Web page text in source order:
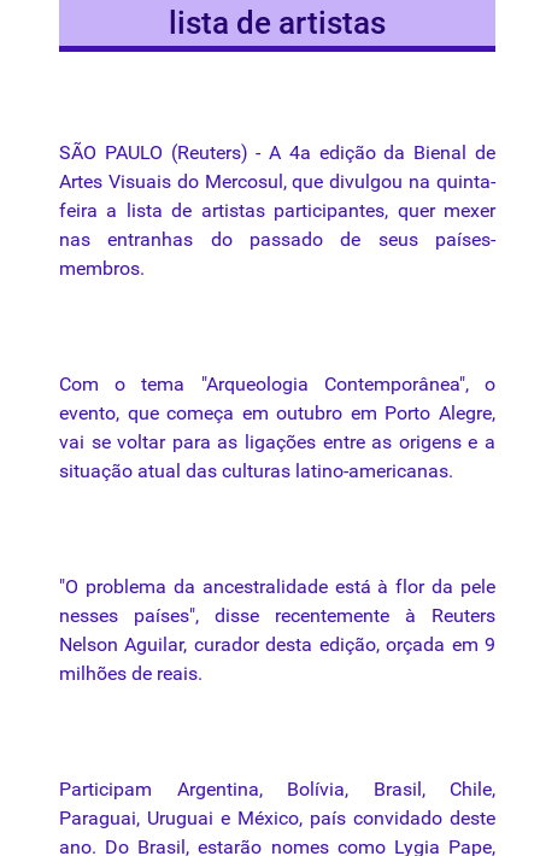
lista de artistas
SÃO PAULO (Reuters) - A 4a edição da Bienal de
Artes Visuaisdo Mercosul,que divulgou na quinta-
feira a lista de artistas participantes, quer mexer
nas
entranhas do passado de seuspaíses-
membros.
Com o tema "Arqueologia Contemporânea", o
evento, quecomeça em outubro em Porto Alegre,
vai se voltar para as ligações entre as origens e a
situação atual das culturas latino-americanas.
"O problema da ancestralidade está à florda pele
nesses países", disse recentemente à Reuters
Nelson Aguilar, curador desta edição, orçada em 9
milhões de reais.
Participam Argentina, Bolívia, Brasil, Chile,
Paraguai, Uruguai e México, país convidado deste
ano. Do Brasil, estarão nomes como Lygia Pape,